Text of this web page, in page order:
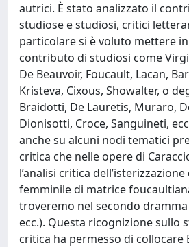
autrici. È stato analizzato il
studiose e studiosi, critici
particolare si è voluto mettere
contributo di studiosi come
De Beauvoir, Foucault, Lacan,
Kristeva, Cixous, Showalter, o
Braidotti, De Lauretis, Muraro,
Dionisotti, Croce, Sanguineti,
anche su alcuni nodi tematici
critica che nelle opere di
l’analisi critica
femminile di matrice
troveremo nel secondo
ecc.). Questa ricognizione sullo
critica ha permesso di collocare